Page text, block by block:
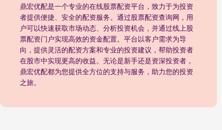
鼎宏优配是一个专业的在线股票配资平台，致力于为投资
者提供便捷、安全的配资服务。通过股票配资查询网，用
户可以快速获取市场动态、分析投资机会，并通过线上股
票配资门户实现高效的资金配置。平台以客户需求为导
向，提供灵活的配资方案和专业的投资建议，帮助投资者
在股市中实现更高的收益。无论是新手还是资深投资者，
鼎宏优配都为您提供全方位的支持与服务，助力您的投资
之旅。